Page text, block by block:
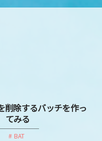
削除するバッチを作っ
てみる
BAT